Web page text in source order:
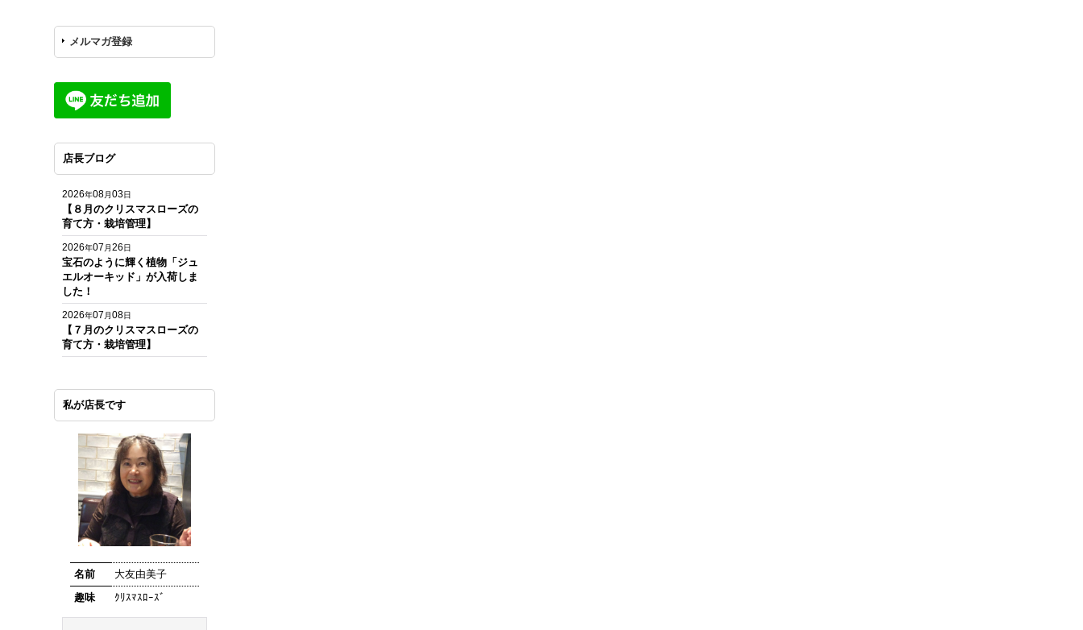
メルマガ登録
店長ブログ
2026年08月03日
【８月のクリスマスローズの
育て方・栽培管理】
2026年07 月26日
宝石のように輝く植物「ジュ
エルオーキッド」が入荷しま
した！
2026年07 月08日
【７月のクリスマスローズの
育て方・栽培管理】
私が店長です
名前
大友由美子
趣味
ｸﾘｽﾏｽﾛｰｽﾞ